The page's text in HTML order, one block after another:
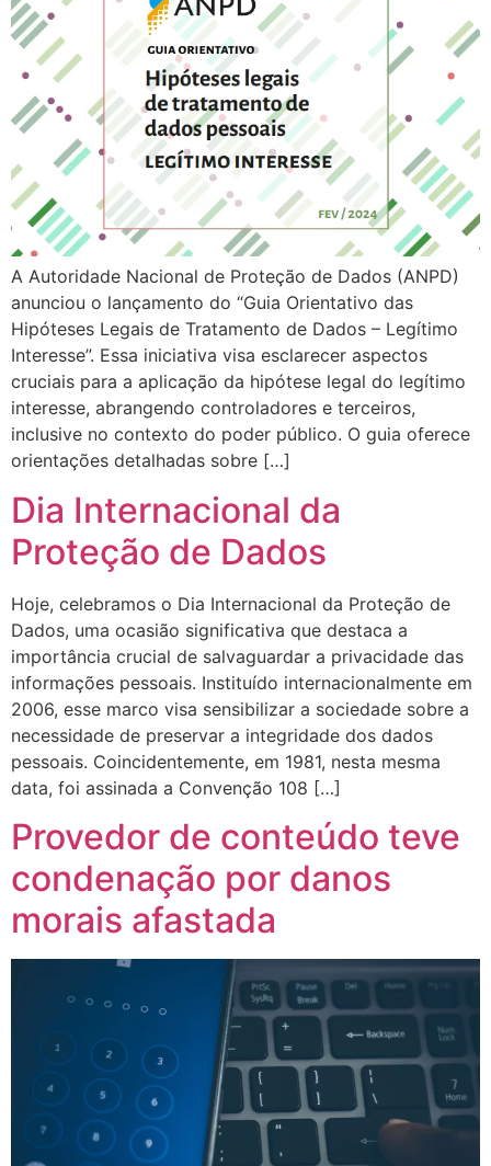
A Autoridade Nacional de Proteção de Dados (ANPD)
anunciou o lançamento do “Guia Orientativo das
Hipóteses Legais de Tratamento de Dados – Legítimo
Interesse”. Essa iniciativa visa esclarecer aspectos
cruciais para a aplicação da hipótese legal do legítimo
interesse, abrangendo controladores e terceiros,
inclusive no contexto do poder público. O guia oferece
orientações detalhadas sobre […]
Dia Internacional da
Proteção de Dados
Hoje, celebramos o Dia Internacional da Proteção de
Dados, uma ocasião significativa que destaca a
importância crucial de salvaguardar a privacidade das
informações pessoais. Instituído internacionalmente em
2006, esse marco visa sensibilizar a sociedade sobre a
necessidade de preservar a integridade dos dados
pessoais. Coincidentemente, em 1981, nesta mesma
data, foi assinada a Convenção 108 […]
Provedor de conteúdo teve
condenação por danos
morais afastada